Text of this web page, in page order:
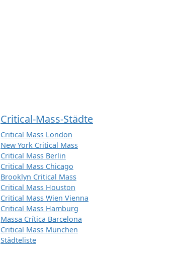
Critical-Mass-Städte
Critical Mass London
New York Critical Mass
Critical Mass Berlin
Critical Mass Chicago
Brooklyn Critical Mass
Critical Mass Houston
Critical Mass Wien Vienna
Critical Mass Hamburg
Massa Crítica Barcelona
Critical Mass München
Städteliste